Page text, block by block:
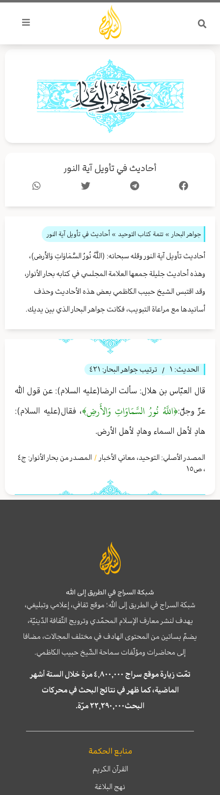
تخطي
المحتوى
أحاديث في تأويل آية النور
جواهر البحار » تتمة كتاب التوحيد » أحاديث في تأويل آية النور
أحاديث تأويل آية النور وقله سبحانه: (اللَّهُ نُورُ السَّمَاوَاتِ وَالأَرضِ)،
وهذه أحاديث جليلة جمعها العلامة المجلسي في كتابه بحار الأنوار،
وقد اقتبس الشيخ حبيب الكاظمي بعض هذه الأحاديث وحذف
أسانيدها مع مراعاة التبويب، فكانت جواهر البحار الذي بين يديك.
الحديث: ١ / ترتيب جواهر البحار: ٤٢١
قال العبّاس بن هلال: سألت الرضا(عليه السلام): عن قول الله
عزّ وجلّ:﴿اللَّهُ نُورُ السَّمَاوَاتِ وَالأَرضِ﴾، فقال(عليه السلام):
هادٍ لأهل السماء وهادٍ لأهل الأرض.
المصدر الأصلي: التوحيد، معاني الأخبار / المصدر من بحار الأنوار: ج٤
، ص١٥
شبكة السراج في الطريق إلى الله
شبكة السراج في الطريق إلى الله؛ موقع ثقافي، إعلامي وتبليغي،
يهدف لنشر معارف الإسلام المحمّدي وترويج الثّقافة الدّينيّة،
يضمّ بساتين من المحتوى الهادف في مختلف المجالات، مضافا
إلى محاضرات ومؤلّفات سماحة الشّيخ حبيب الكاظمي.
تمّت زيارة موقع سراج ٤,٨٠٠,٠٠٠ مرة خلال الستة أشهر
الماضية، كما ظهر في نتائج البحث في محركات
البحث٢٢,٢٩٠,٠٠٠ مرّة.
منابع الحكمة
القرآن الكريم
نهج البلاغة